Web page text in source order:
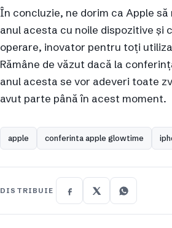
În concluzie, ne dorim ca Apple
anul acesta cu noile dispozitive și
operare, inovator pentru toți
Rămâne de văzut dacă la
anul acesta se vor adeveri toate
avut parte până în acest moment.
apple conferinta apple glowtime
DISTRIBUIE